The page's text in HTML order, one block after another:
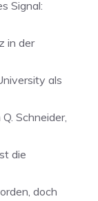
Signal:
in der
als
Schneider,
die
doch